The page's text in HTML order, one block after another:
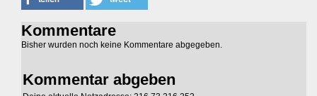
Kommentare
Bisher wurden noch keine Kommentare abgegeben.
Kommentar abgeben